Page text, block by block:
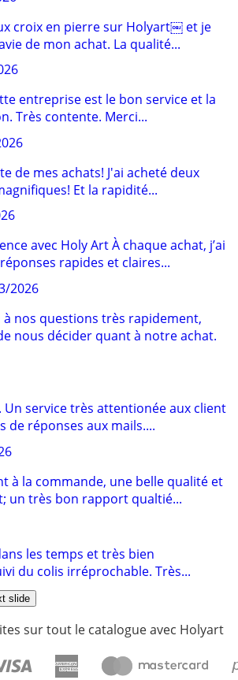
croix en pierre sur Holyart￼ et je
de mon achat. La qualité...
entreprise est le bon service et la
Très contente. Merci...
de mes achats! J'ai acheté deux
Et la rapidité...
avec Holy Art À chaque achat, j’ai
rapides et claires...
2026
nos questions très rapidement,
nous décider quant à notre achat.
service très attentionée aux client
de réponses aux mails....
à la commande, une belle qualité et
un très bon rapport qualtié...
les temps et très bien
du colis irréprochable. Très...
slide
sur tout le catalogue avec Holyart